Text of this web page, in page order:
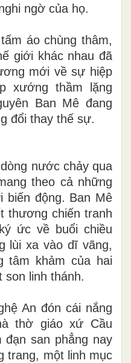
ngờ của họ.
áo chùng thâm,
giới khác nhau đã
mới về sự hiệp
xướng thầm lặng
Ban Mê đang
đổi thay thế sự.
nước chảy qua
theo cả những
biến động. Ban Mê
thương chiến tranh
ức về buổi chiều
lùi xa vào dĩ vãng,
tâm khảm của hai
linh thánh.
An đón cái nắng
thờ giáo xứ Cầu
san phẳng nay
trang, một linh mục